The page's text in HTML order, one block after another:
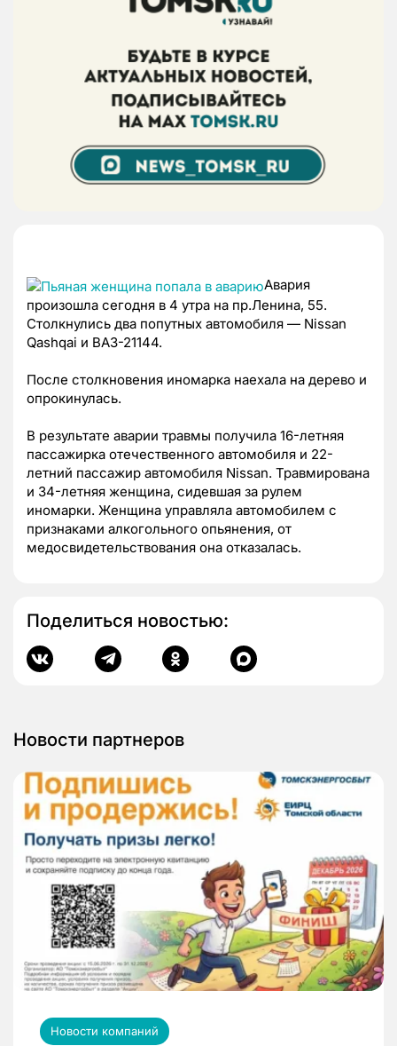
Авария
произошла сегодня в 4 утра на пр.Ленина, 55.
Столкнулись два попутных автомобиля — Nissan
Qashqai и ВАЗ-21144.
После столкновения иномарка наехала на дерево и
опрокинулась.
В результате аварии травмы получила 16-летняя
пассажирка отечественного автомобиля и 22-
летний пассажир автомобиля Nissan. Травмирована
и 34-летняя женщина, сидевшая за рулем
иномарки. Женщина управляла автомобилем с
признаками алкогольного опьянения, от
медосвидетельствования она отказалась.
Поделиться новостью:
Новости партнеров
Новости компаний